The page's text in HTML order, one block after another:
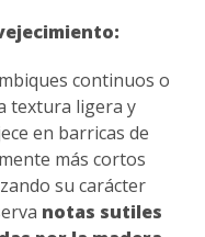
continuos o
textura ligera y
en barricas de
más cortos
su carácter
notas sutiles